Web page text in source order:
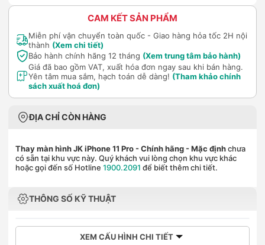
CAM KẾT SẢN PHẨM
Miễn phí vận chuyển toàn quốc - Giao hàng hỏa tốc 2H nội
thành (Xem chi tiết)
Bảo hành chính hãng 12 tháng (Xem trung tâm bảo hành)
Giá đã bao gồm VAT, xuất hóa đơn ngay sau khi bán hàng.
Yên tâm mua sắm, hạch toán dễ dàng! (Tham khảo chính
sách xuất hoá đơn)
ĐỊA CHỈ CÒN HÀNG
Thay màn hình JK iPhone 11 Pro - Chính hãng - Mặc địnhchưa
có sẵn tại khu vực này. Quý khách vui lòng chọn khu vực khác
hoặc gọi đến số Hotline 1900.2091 để biết thêm chi tiết.
THÔNG SỐ KỸ THUẬT
XEM CẤU HÌNH CHI TIẾT